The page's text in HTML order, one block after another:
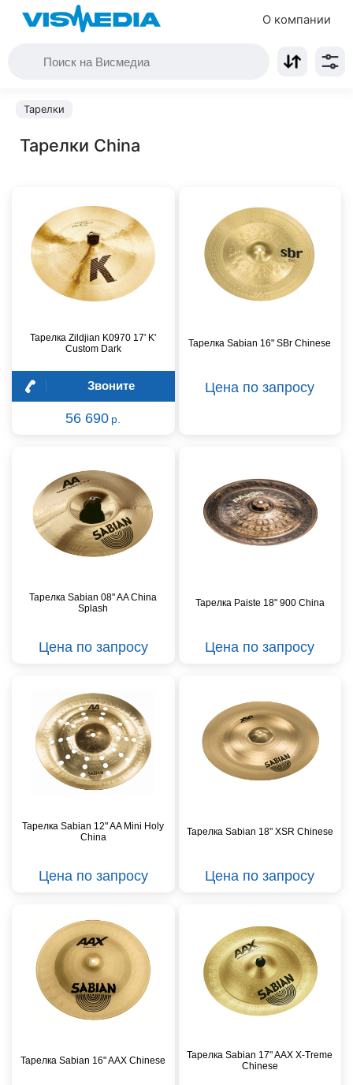
О компании
Тарелки
Тарелки China
Тарелка Zildjian K0970 17' K'
Custom Dark
Звоните
56 690 р.
Тарелка Sabian 16" SBr Chinese
Цена по запросу
Тарелка Sabian 08" AA China
Splash
Цена по запросу
Тарелка Paiste 18" 900 China
Цена по запросу
Тарелка Sabian 12" AA Mini Holy
China
Цена по запросу
Тарелка Sabian 18" XSR Chinese
Цена по запросу
Тарелка Sabian 16" AAX Chinese
Тарелка Sabian 17" AAX X-Treme
Chinese